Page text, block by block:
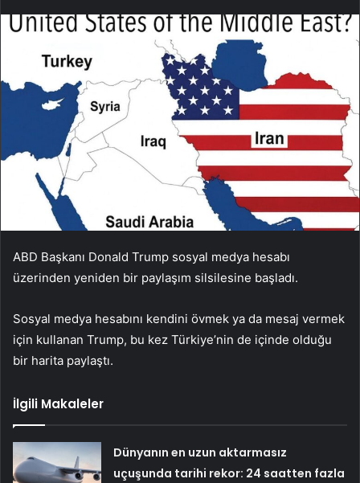
ABD Başkanı Donald Trump sosyal medya hesabı
üzerinden yeniden bir paylaşım silsilesine başladı.
Sosyal medya hesabını kendini övmek ya da mesaj vermek
için kullanan Trump, bu kez Türkiye’nin de içinde olduğu
bir harita paylaştı.
İlgili Makaleler
Dünyanın en uzun aktarmasız
uçuşunda tarihi rekor: 24 saatten fazla